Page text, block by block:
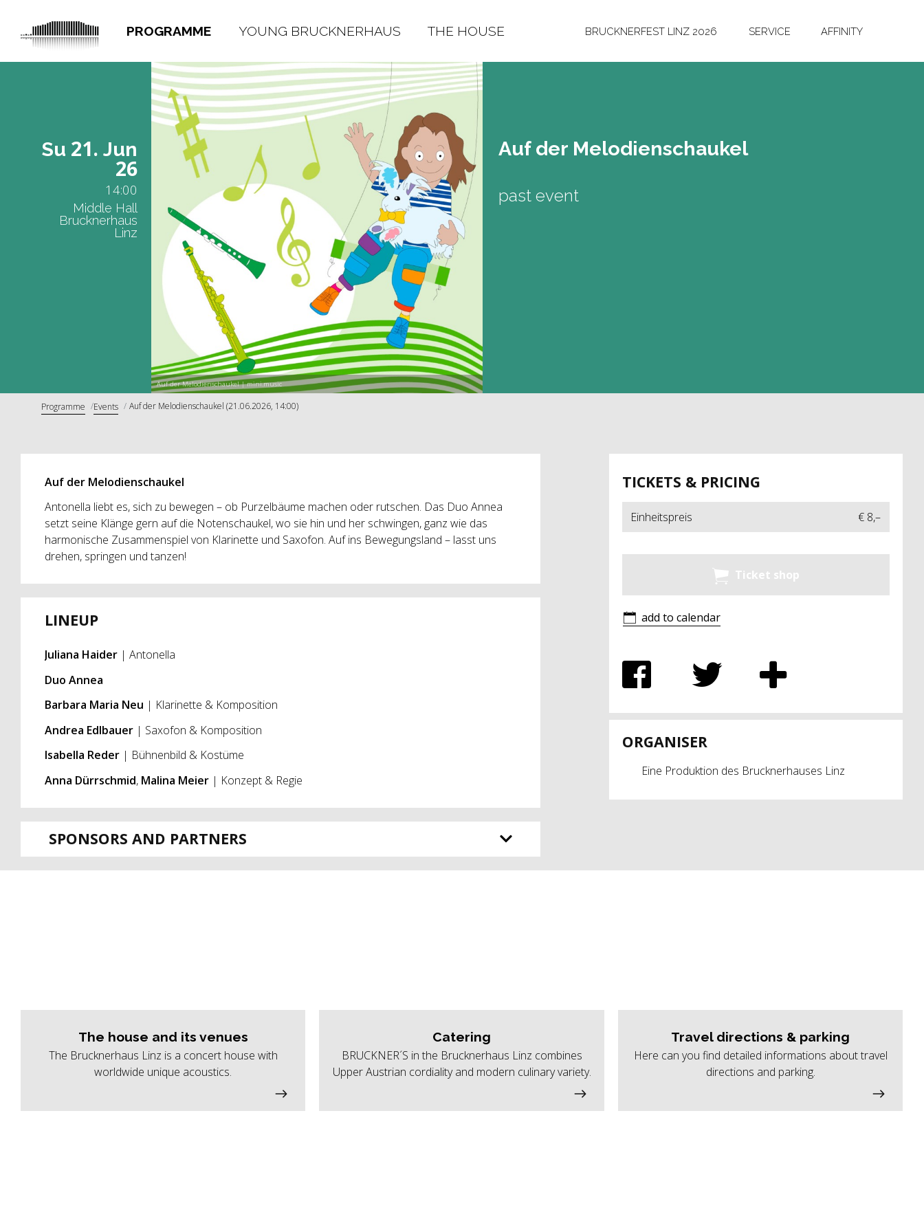
PROGRAMME YOUNG BRUCKNERHAUS THE HOUSE BRUCKNERFEST LINZ 2026 SERVICE AFFINITY
Auf der Melodienschaukel | mini.music
Su 21. Jun
26
14:00
Middle Hall
Brucknerhaus
Linz
Auf der Me­lo­dienschau­kel
past event
Programme Events Auf der Melodienschaukel (21.06.2026, 14:00)
Auf der Melodienschaukel
Antonella liebt es, sich zu bewegen – ob Purzelbäume machen oder rutschen. Das Duo Annea
setzt seine Klänge gern auf die Notenschaukel, wo sie hin und her schwingen, ganz wie das
harmonische Zusammenspiel von Klarinette und Saxofon. Auf ins Bewegungsland – lasst uns
drehen, springen und tanzen!
LINEUP
Juliana Haider | Antonella
Duo Annea
Barbara Maria Neu | Klarinette & Komposition
Andrea Edlbauer | Saxofon & Komposition
Isabella Reder | Bühnenbild & Kostüme
Anna Dürrschmid, Malina Meier | Konzept & Regie
SPONSORS AND PARTNERS
TICKETS & PRICING
Einheitspreis € 8,–
Ticket shop
add to calendar
ORGANISER
Eine Produktion des Brucknerhauses Linz
The house and its venues
The Brucknerhaus Linz is a concert house with
worldwide unique acoustics.
Catering
BRUCKNER´S in the Brucknerhaus Linz combines
Upper Austrian cordiality and modern culinary variety.
Travel directions & parking
Here can you find detailed informations about travel
directions and parking.